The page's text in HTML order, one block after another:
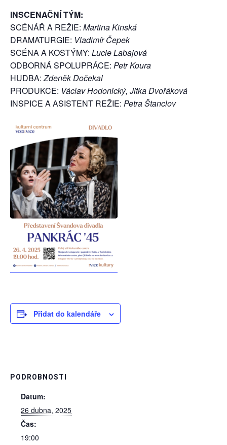
INSCENAČNÍ TÝM:
SCÉNÁŘ A REŽIE: Martina Kinská
DRAMATURGIE: Vladimír Čepek
SCÉNA A KOSTÝMY: Lucie Labajová
ODBORNÁ SPOLUPRÁCE: Petr Koura
HUDBA:Zdeněk Dočekal
PRODUKCE: Václav Hodonický, Jitka Dvořáková
INSPICE A ASISTENT REŽIE: Petra Štanclov
Přidat do kalendáře
PODROBNOSTI
Datum:
26 dubna, 2025
Čas:
19:00